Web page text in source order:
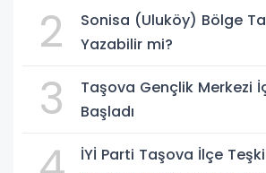
2
Sonisa (Uluköy) Bölge
Yazabilir mi?
3
Taşova Gençlik Merkezi
Başladı
İYİ Parti Taşova İlçe